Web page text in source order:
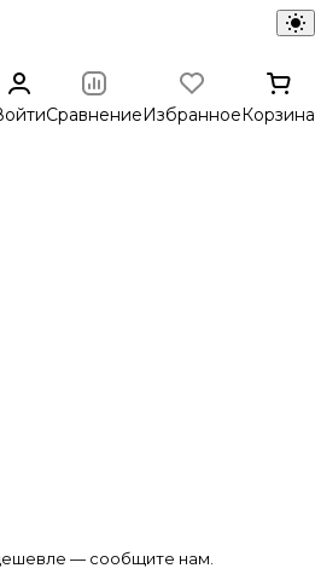
СравнениеИзбранноеКорзина
— сообщите нам.